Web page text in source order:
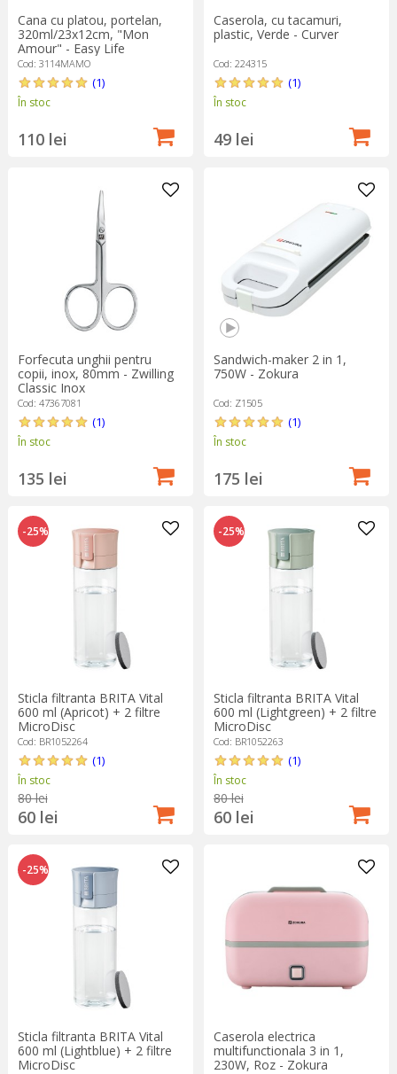
Cana cu platou, portelan,
320ml/23x12cm, "Mon
Amour" - Easy Life
Cod: 3114MAMO
(1)
În stoc
110 lei
Caserola, cu tacamuri,
plastic, Verde - Curver
Cod: 224315
(1)
În stoc
49 lei
Forfecuta unghii pentru
copii, inox, 80mm - Zwilling
Classic Inox
Cod: 47367081
(1)
În stoc
135 lei
Sandwich-maker 2 in 1,
750W - Zokura
Cod: Z1505
(1)
În stoc
175 lei
-25%
Sticla filtranta BRITA Vital
600 ml (Apricot) + 2 filtre
MicroDisc
Cod: BR1052264
(1)
În stoc
80 lei
60 lei
-25%
Sticla filtranta BRITA Vital
600 ml (Lightgreen) + 2 filtre
MicroDisc
Cod: BR1052263
(1)
În stoc
80 lei
60 lei
-25%
Sticla filtranta BRITA Vital
600 ml (Lightblue) + 2 filtre
MicroDisc
Caserola electrica
multifunctionala 3 in 1,
230W, Roz - Zokura